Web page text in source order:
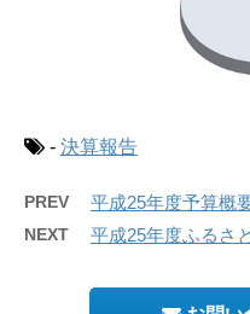
- 決算報告
PREV 平成25年度予算概
NEXT 平成25年度ふるさ